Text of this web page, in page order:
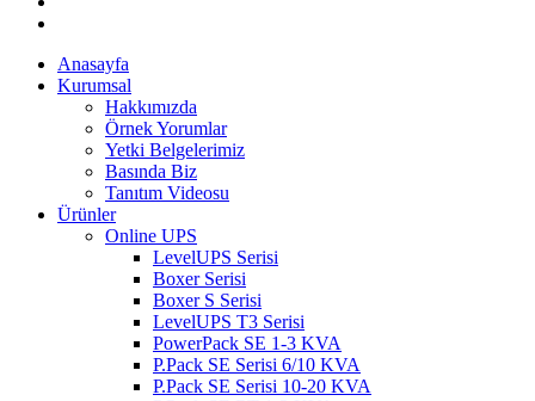
Anasayfa
Kurumsal
Hakkımızda
Örnek Yorumlar
Yetki Belgelerimiz
Basında Biz
Tanıtım Videosu
Ürünler
Online UPS
LevelUPS Serisi
Boxer Serisi
Boxer S Serisi
LevelUPS T3 Serisi
PowerPack SE 1-3 KVA
P.Pack SE Serisi 6/10 KVA
P.Pack SE Serisi 10-20 KVA